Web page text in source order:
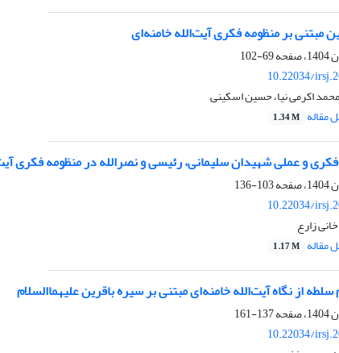
مبتنی بر منظومه فکری آیت‌الله خامنه‌ای
69-102
10.22034/
اکرمی نیا، حسین اسکینی
مقاله 1.34 M
و عملی شهیدان سلیمانی، رئیسی و نصرالله در منظومه فکری
103-136
10.22034/
زارع
مقاله 1.17 M
سلطه از نگاه آیت‌الله خامنه‌ای مبتنی بر سیره باقرین علیهماالسلام
137-161
10.22034/